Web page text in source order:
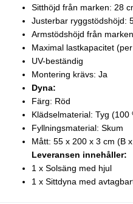
Sitthöjd från marken: 28
Justerbar ryggstödshöjd:
Armstödshöjd från
Maximal lastkapacitet
UV-beständig
Montering krävs: Ja
Dyna:
Färg: Röd
Klädselmaterial: Tyg (100
Fyllningsmaterial: Skum
Mått: 55 x 200 x 3 cm (B
Leveransen innehåller:
1 x Solsäng med hjul
1 x Sittdyna med